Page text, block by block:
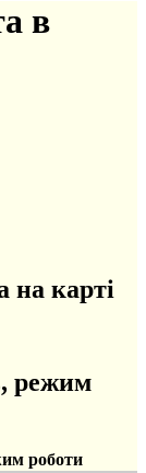
в
на карті
режим
роботи